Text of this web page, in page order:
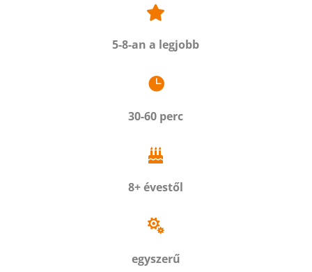

5-8-an a legjobb

30-60 perc

8+ évestől

egyszerű